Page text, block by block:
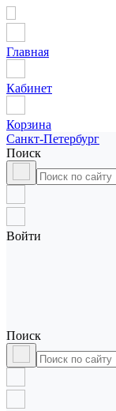
Главная
Кабинет
Корзина
Санкт-Петербург
Поиск
Войти
Поиск